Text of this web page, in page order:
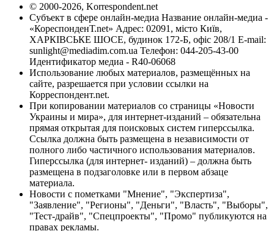
© 2000-2026, Korrespondent.net
Субъект в сфере онлайн-медиа Название онлайн-медиа -
«КореспонденТ.net» Адрес: 02091, місто Київ,
ХАРКІВСЬКЕ ШОСЕ, будинок 172-Б, офіс 208/1 E-mail:
sunlight@mediadim.com.ua Телефон: 044-205-43-00
Идентификатор медиа - R40-06068
Использование любых материалов, размещённых на
сайте, разрешается при условии ссылки на
Корреспондент.net.
При копировании материалов со страницы «Новости
Украины и мира», для интернет-изданий – обязательна
прямая открытая для поисковых систем гиперссылка.
Ссылка должна быть размещена в независимости от
полного либо частичного использования материалов.
Гиперссылка (для интернет- изданий) – должна быть
размещена в подзаголовке или в первом абзаце
материала.
Новости с пометками "Мнение", "Экспертиза",
"Заявление", "Регионы", "Деньги", "Власть", "Выборы",
"Тест-драйв", "Спецпроекты", "Промо" публикуются на
правах рекламы.